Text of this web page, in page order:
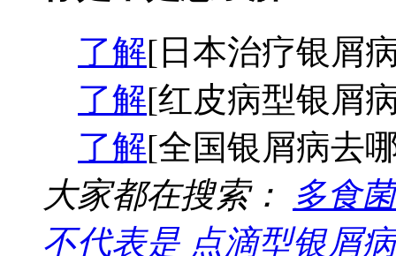
了解[日本治疗银屑
了解[红皮病型银屑
了解[全国银屑病去
大家都在搜索：
多食
不代表是 点滴型银屑